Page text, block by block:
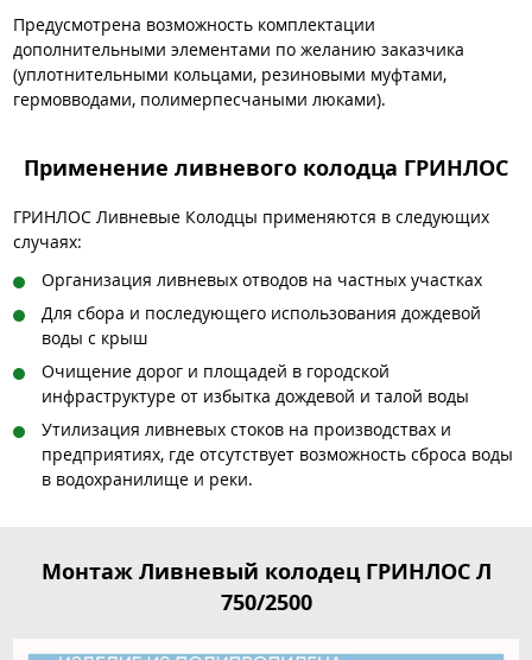
Предусмотрена возможность комплектации
дополнительными элементами по желанию заказчика
(уплотнительными кольцами, резиновыми муфтами,
гермовводами, полимерпесчаными люками).
Применение ливневого колодца ГРИНЛОС
ГРИНЛОС Ливневые Колодцы применяются в следующих
случаях:
Организация ливневых отводов на частных участках
Для сбора и последующего использования дождевой
воды с крыш
Очищение дорог и площадей в городской
инфраструктуре от избытка дождевой и талой воды
Утилизация ливневых стоков на производствах и
предприятиях, где отсутствует возможность сброса воды
в водохранилище и реки.
Монтаж Ливневый колодец ГРИНЛОС Л
750/2500